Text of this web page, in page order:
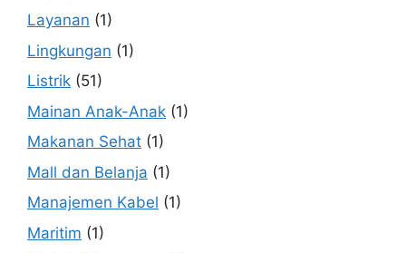
Layanan (1)
Lingkungan (1)
Listrik (51)
Mainan Anak-Anak (1)
Makanan Sehat (1)
Mall dan Belanja (1)
Manajemen Kabel (1)
Maritim (1)